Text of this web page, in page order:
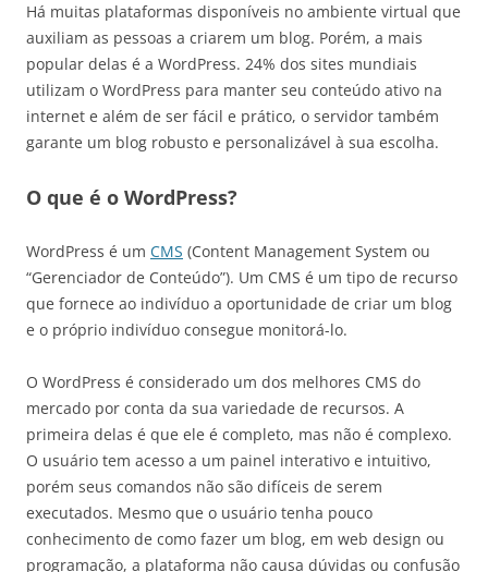
Há muitas plataformas disponíveis no ambiente virtual que
auxiliam as pessoas a criarem um blog. Porém, a mais
popular delas é a WordPress. 24% dos sites mundiais
utilizam o WordPress para manter seu conteúdo ativo na
internet e além de ser fácil e prático, o servidor também
garante um blog robusto e personalizável à sua escolha.
O que é o WordPress?
WordPress é um CMS (Content Management System ou
“Gerenciador de Conteúdo”). Um CMS é um tipo de recurso
que fornece ao indivíduo a oportunidade de criar um blog
e o próprio indivíduo consegue monitorá-lo.
O WordPress é considerado um dos melhores CMS do
mercado por conta da sua variedade de recursos. A
primeira delas é que ele é completo, mas não é complexo.
O usuário tem acesso a um painel interativo e intuitivo,
porém seus comandos não são difíceis de serem
executados. Mesmo que o usuário tenha pouco
conhecimento de como fazer um blog, em web design ou
programação, a plataforma não causa dúvidas ou confusão